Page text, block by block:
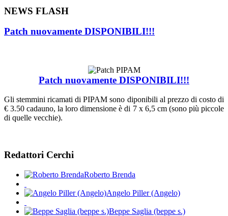
NEWS FLASH
Patch nuovamente DISPONIBILI!!!
Patch nuovamente DISPONIBILI!!!
Gli stemmini ricamati di PIPAM sono diponibili al prezzo di costo di
€ 3.50 cadauno, la loro dimensione è di 7 x 6,5 cm (sono più piccole
di quelle vecchie).
Redattori Cerchi
Roberto Brenda
Angelo Piller (Angelo)
Beppe Saglia (beppe s.)